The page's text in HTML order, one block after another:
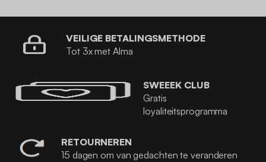
VEILIGE BETALINGSMETHODE
Tot 3x met Alma
SWEEEK CLUB
Gratis
loyaliteitsprogramma
RETOURNEREN
15 dagen om van gedachten te veranderen